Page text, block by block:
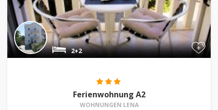
+
2+2
Ferienwohnung A2
WOHNUNGEN LENA